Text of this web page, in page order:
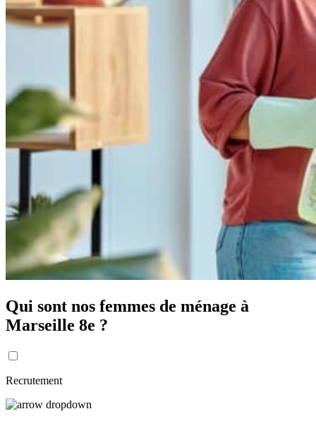
Qui sont nos femmes de ménage à
Marseille 8e ?
Recrutement